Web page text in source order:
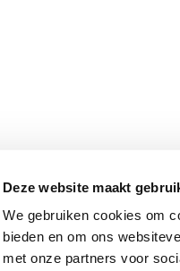
Deze website maakt
We gebruiken cookies om
bieden en om ons
met onze partners voor